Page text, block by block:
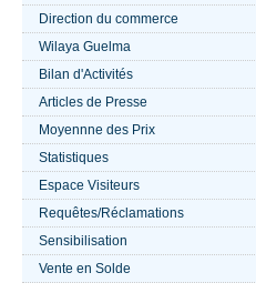
TEXTES 2021
ACTUALITÉS 2021
????
Direction du commerce
Wilaya Guelma
Bilan d'Activités
Articles de Presse
Moyennne des Prix
Statistiques
Espace Visiteurs
Requêtes/Réclamations
Sensibilisation
Vente en Solde